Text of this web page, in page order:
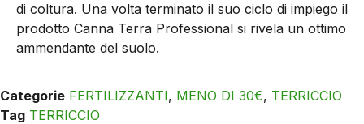
di coltura. Una volta terminato il suo ciclo di impiego il
prodotto Canna Terra Professional si rivela un ottimo
ammendante del suolo.
Categorie FERTILIZZANTI, MENO DI 30€, TERRICCIO
Tag TERRICCIO